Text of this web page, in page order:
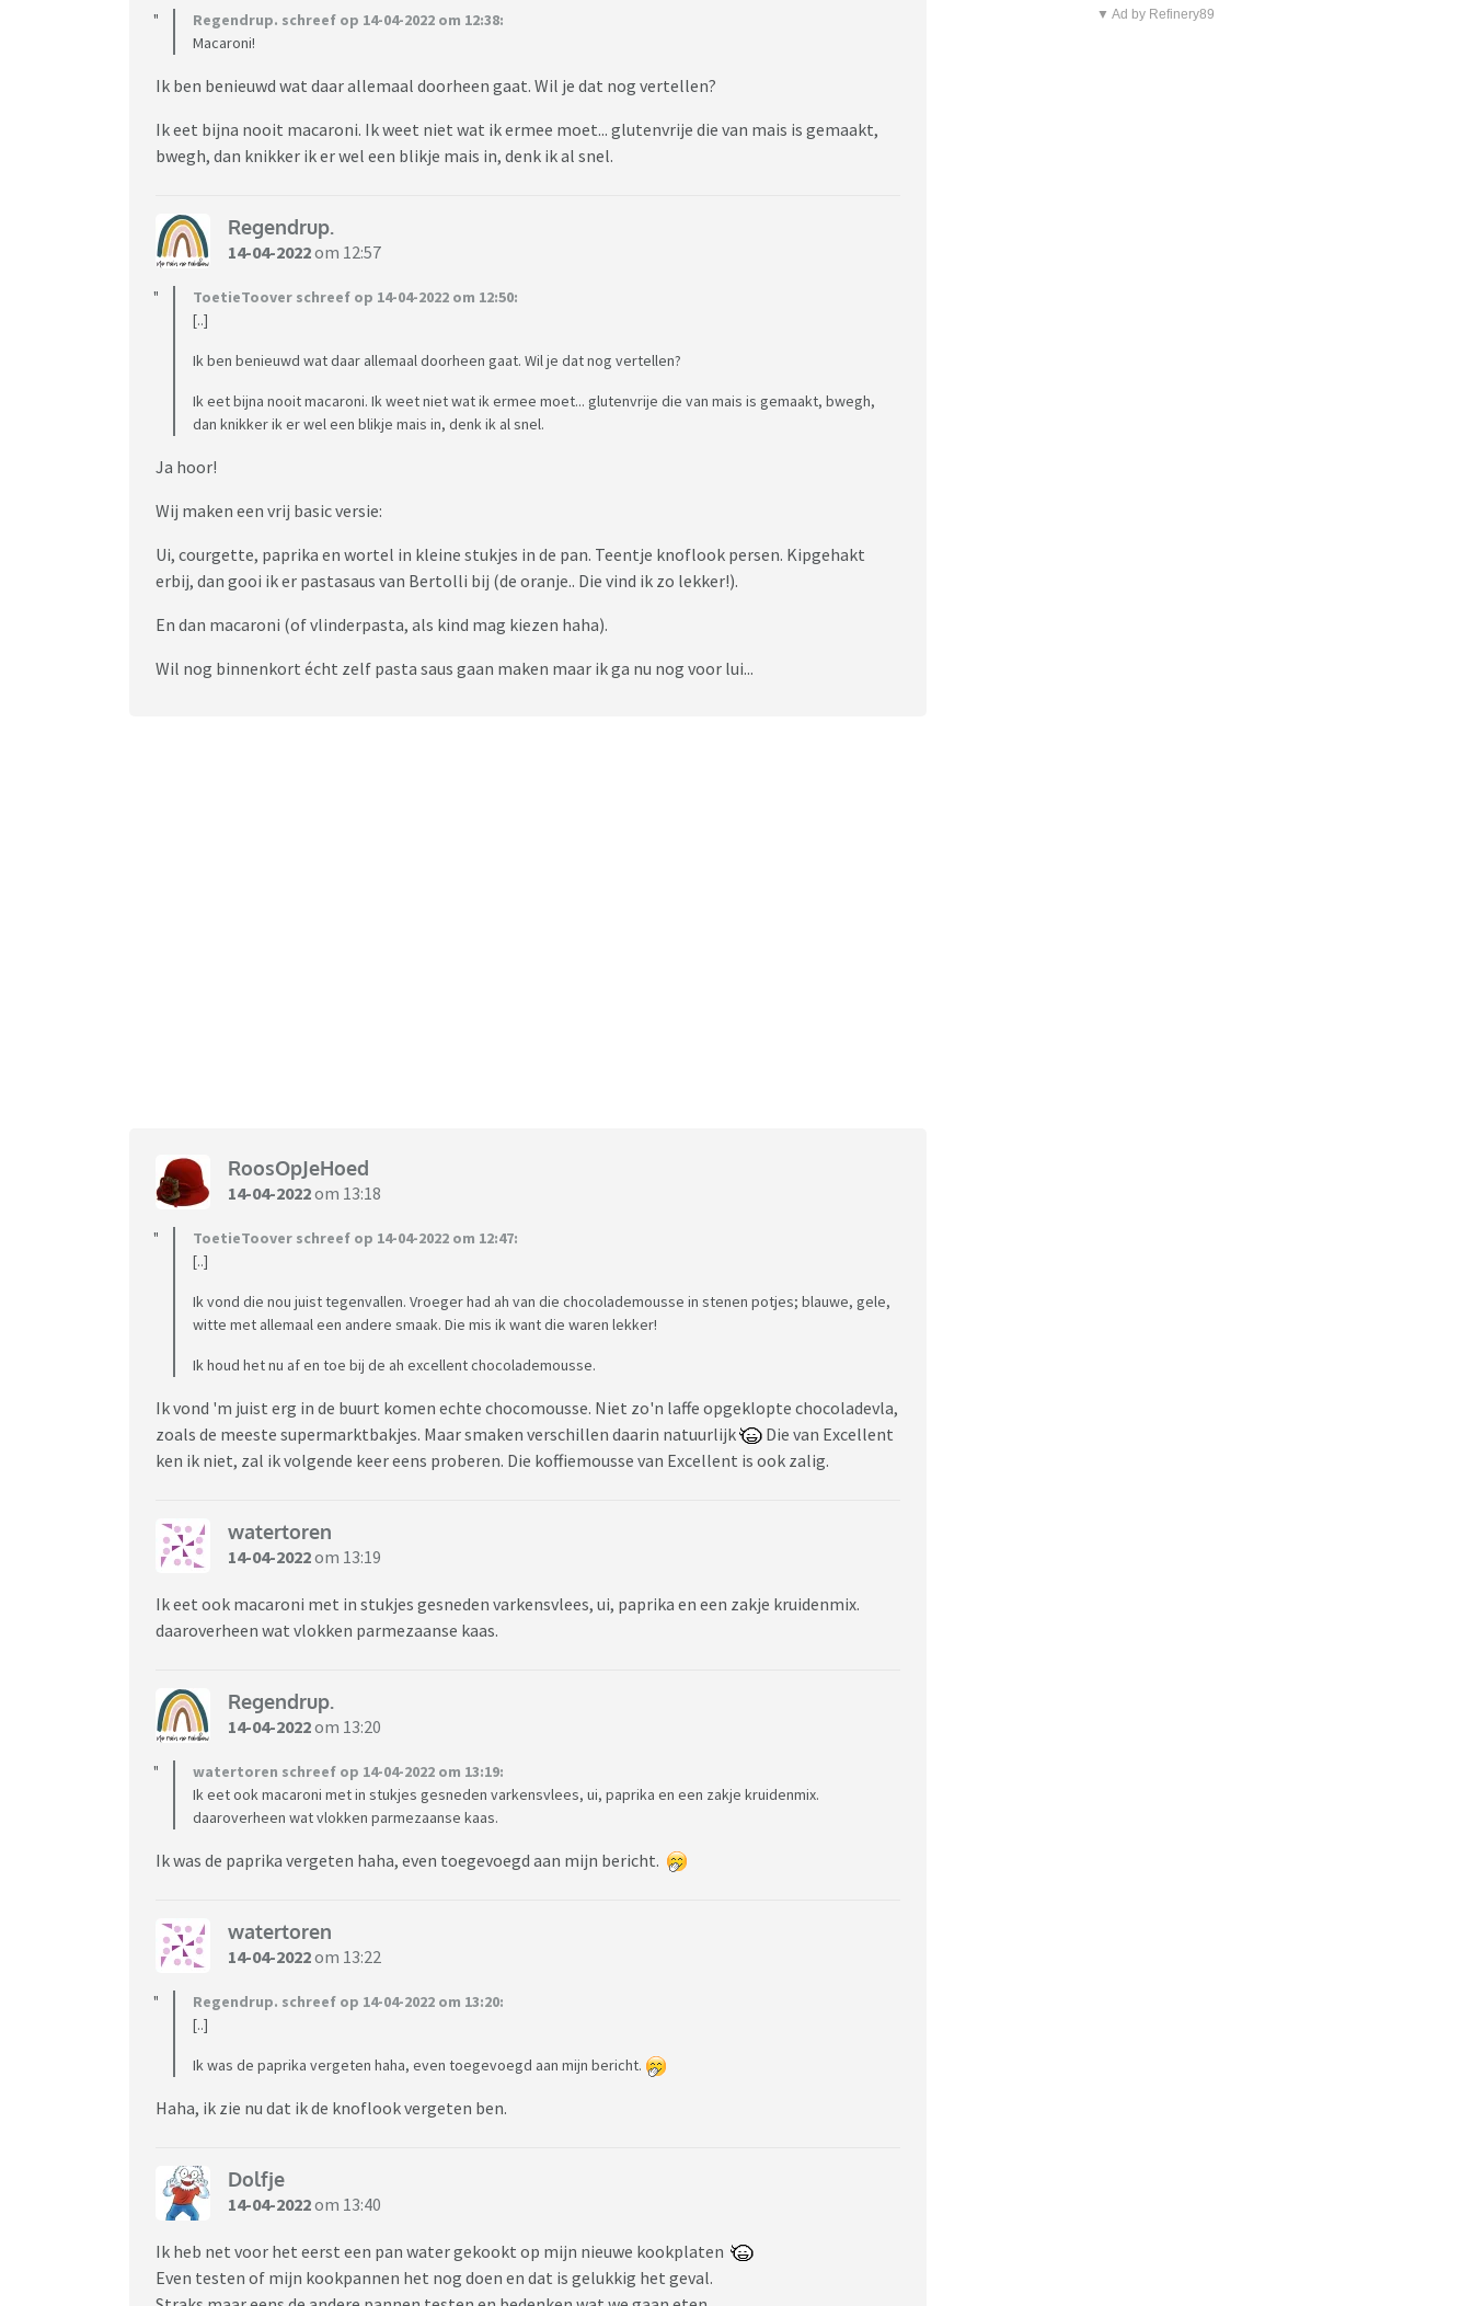
Regendrup. schreef op 14-04-2022 om 12:38:
Macaroni!
Ik ben benieuwd wat daar allemaal doorheen gaat. Wil je dat nog vertellen?
Ik eet bijna nooit macaroni. Ik weet niet wat ik ermee moet... glutenvrije die van mais is gemaakt,
bwegh, dan knikker ik er wel een blikje mais in, denk ik al snel.
Regendrup.
14-04-2022om 12:57
ToetieToover schreef op 14-04-2022 om 12:50:
[..]
Ik ben benieuwd wat daar allemaal doorheen gaat. Wil je dat nog vertellen?
Ik eet bijna nooit macaroni. Ik weet niet wat ik ermee moet... glutenvrije die van mais is gemaakt, bwegh,
dan knikker ik er wel een blikje mais in, denk ik al snel.
Ja hoor!
Wij maken een vrij basic versie:
Ui, courgette, paprika en wortel in kleine stukjes in de pan. Teentje knoflook persen. Kipgehakt
erbij, dan gooi ik er pastasaus van Bertolli bij (de oranje.. Die vind ik zo lekker!).
En dan macaroni (of vlinderpasta, als kind mag kiezen haha).
Wil nog binnenkort écht zelf pasta saus gaan maken maar ik ga nu nog voor lui...
RoosOpJeHoed
14-04-2022om 13:18
ToetieToover schreef op 14-04-2022 om 12:47:
[..]
Ik vond die nou juist tegenvallen. Vroeger had ah van die chocolademousse in stenen potjes; blauwe, gele,
witte met allemaal een andere smaak. Die mis ik want die waren lekker!
Ik houd het nu af en toe bij de ah excellent chocolademousse.
Ik vond 'm juist erg in de buurt komen echte chocomousse. Niet zo'n laffe opgeklopte chocoladevla,
zoals de meeste supermarktbakjes. Maar smaken verschillen daarin natuurlijk
Die van Excellent
ken ik niet, zal ik volgende keer eens proberen. Die koffiemousse van Excellent is ook zalig.
watertoren
14-04-2022om 13:19
Ik eet ook macaroni met in stukjes gesneden varkensvlees, ui, paprika en een zakje kruidenmix.
daaroverheen wat vlokken parmezaanse kaas.
Regendrup.
14-04-2022om 13:20
watertoren schreef op 14-04-2022 om 13:19:
Ik eet ook macaroni met in stukjes gesneden varkensvlees, ui, paprika en een zakje kruidenmix.
daaroverheen wat vlokken parmezaanse kaas.
Ik was de paprika vergeten haha, even toegevoegd aan mijn bericht.
watertoren
14-04-2022om 13:22
Regendrup. schreef op 14-04-2022 om 13:20:
[..]
Ik was de paprika vergeten haha, even toegevoegd aan mijn bericht.
Haha, ik zie nu dat ik de knoflook vergeten ben.
Dolfje
14-04-2022om 13:40
Ik heb net voor het eerst een pan water gekookt op mijn nieuwe kookplaten
Even testen of mijn kookpannen het nog doen en dat is gelukkig het geval.
▼ Ad by Refinery89